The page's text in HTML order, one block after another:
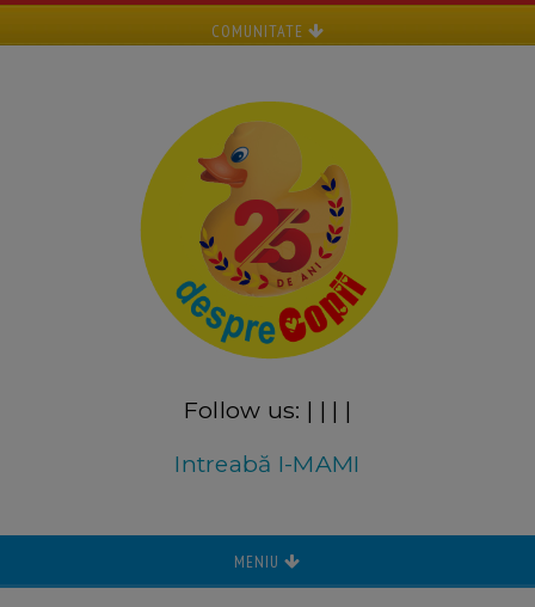
COMUNITATE
Follow us: | | | |
Intreabă I-MAMI
MENIU